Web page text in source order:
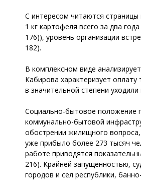
С интересом читаются
1 кг картофеля всего за два
176)), уровень организации
182).
В комплексном виде
Кабирова характеризует
в значительной степени
Социально-бытовое положение
коммунально-бытовой
обострении жилищного
уже прибыло более 273 тысяч
работе приводятся
216). Крайней запущенностью,
городов и сел республики,